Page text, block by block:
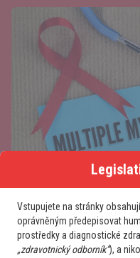
Mnohočetný myelom:
moderní imunoterapie
Vstupujete na stránky
oprávněným předepisovat
prostředky a diagnostické
„zdravotnický odborník“), a